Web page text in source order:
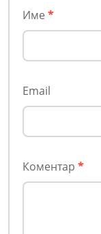
Име *
Email
Коментар *